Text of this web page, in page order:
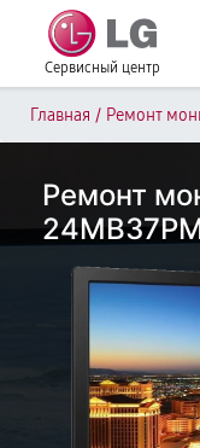
Сервисный центр
Главная / Ремонт
Ремонт